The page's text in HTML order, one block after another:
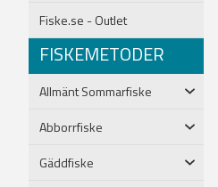
Fiske.se - Outlet
FISKEMETODER
Allmänt Sommarfiske
Abborrfiske
Gäddfiske